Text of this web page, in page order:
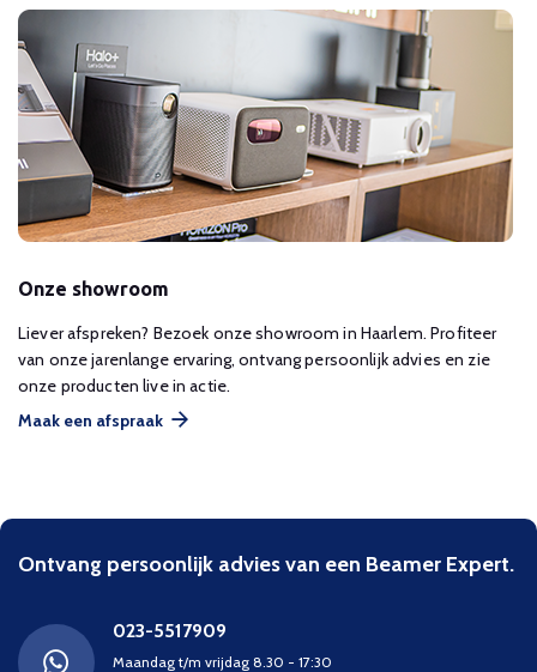
Onze showroom
Liever afspreken? Bezoek onze showroom in Haarlem. Profiteer
van onze jarenlange ervaring, ontvang persoonlijk advies en zie
onze producten live in actie.
Maak een afspraak
Ontvang persoonlijk advies van een Beamer Expert.
023-5517909
Maandag t/m vrijdag 8.30 - 17:30